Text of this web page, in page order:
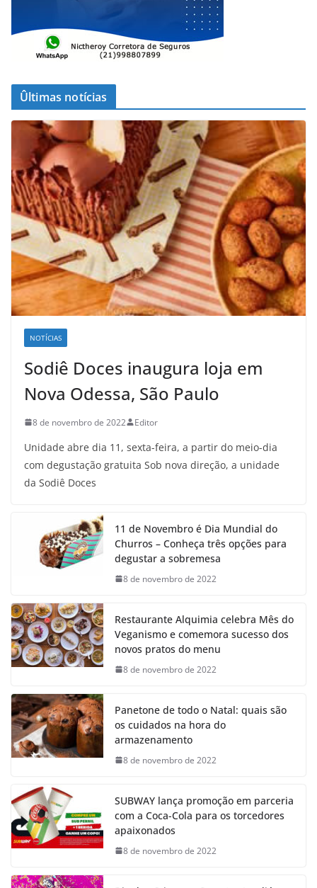
Ûltimas notícias
NOTÍCIAS
Sodiê Doces inaugura loja em
Nova Odessa, São Paulo
8 de novembro de 2022 Editor
Unidade abre dia 11, sexta-feira, a partir do meio-dia
com degustação gratuita Sob nova direção, a unidade
da Sodiê Doces
11 de Novembro é Dia Mundial do
Churros – Conheça três opções para
degustar a sobremesa
8 de novembro de 2022
Restaurante Alquimia celebra Mês do
Veganismo e comemora sucesso dos
novos pratos do menu
8 de novembro de 2022
Panetone de todo o Natal: quais são
os cuidados na hora do
armazenamento
8 de novembro de 2022
SUBWAY lança promoção em parceria
com a Coca-Cola para os torcedores
apaixonados
8 de novembro de 2022